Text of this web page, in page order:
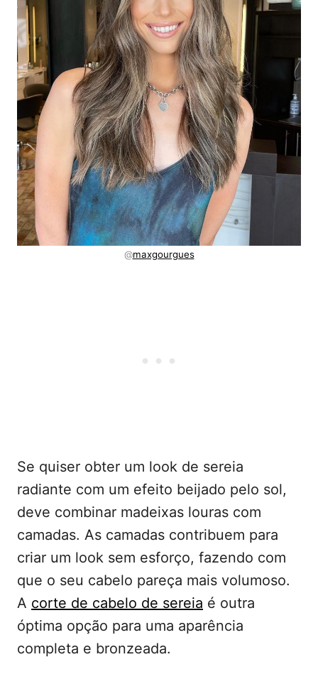
@maxgourgues
Se quiser obter um look de sereia
radiante com um efeito beijado pelo sol,
deve combinar madeixas louras com
camadas. As camadas contribuem para
criar um look sem esforço, fazendo com
que o seu cabelo pareça mais volumoso.
A corte de cabelo de sereia é outra
óptima opção para uma aparência
completa e bronzeada.